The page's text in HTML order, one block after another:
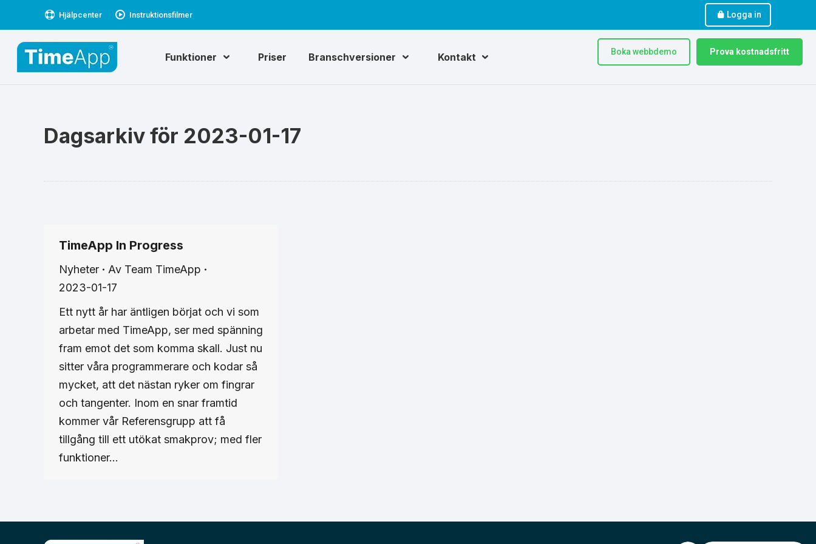
Hjälpcenter Instruktionsfilmer Logga in
Funktioner Priser Branschversioner Kontakt Boka webbdemo Prova kostnadsfritt
Dagsarkiv för 2023-01-17
TimeApp In Progress
Nyheter Av Team TimeApp
2023-01-17
Ett nytt år har äntligen börjat och vi som
arbetar med TimeApp, ser med spänning
fram emot det som komma skall. Just nu
sitter våra programmerare och kodar så
mycket, att det nästan ryker om fingrar
och tangenter. Inom en snar framtid
kommer vår Referensgrupp att få
tillgång till ett utökat smakprov; med fler
funktioner…